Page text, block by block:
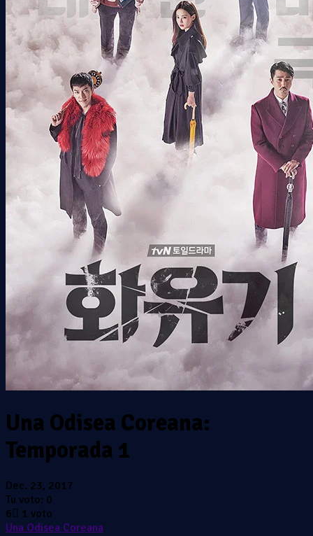
Una Odisea Coreana:
Temporada 1
Dec. 23, 2017
Tu voto: 0
6
1 voto
Una Odisea Coreana